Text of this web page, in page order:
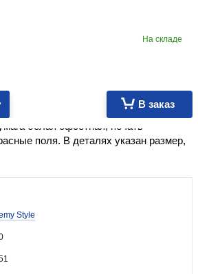
На складе
В заказ
из мелованного картона, ВД-лак.
белая офсетная, печать —
поля. В деталях указан размер,
Style